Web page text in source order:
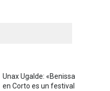
Unax Ugalde: «Benissa
en Corto es un festival